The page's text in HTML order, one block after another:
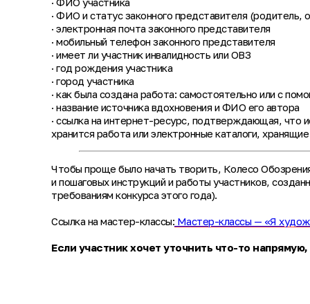
· ФИО и статус законного представителя (родитель,
· электронная почта законного представителя
· мобильный телефон законного представителя
· имеет ли участник инвалидность или ОВЗ
· год рождения участника
· город участника
· как была создана работа: самостоятельно или с
· название источника вдохновения и ФИО его автора
· ссылка на интернет-ресурс, подтверждающая, что
хранится работа или электронные каталоги,
Чтобы проще было начать творить, Колесо
и пошаговых инструкций и работы участников,
требованиям конкурса этого года).
Ссылка на мастер-классы: Мастер-классы — «Я
Если участник хочет уточнить что-то